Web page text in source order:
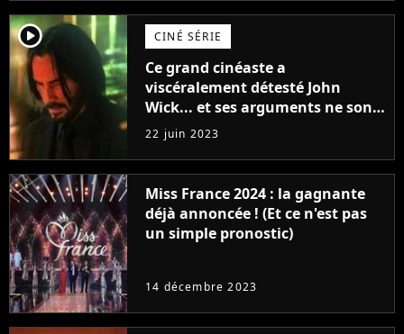
player2 CINÉ SÉRIE
Ce grand cinéaste a
viscéralement détesté John
Wick... et ses arguments ne sont
pas si bêtes
22 juin 2023
Miss France 2024 : la gagnante
déjà annoncée ! (Et ce n'est pas
un simple pronostic)
14 décembre 2023